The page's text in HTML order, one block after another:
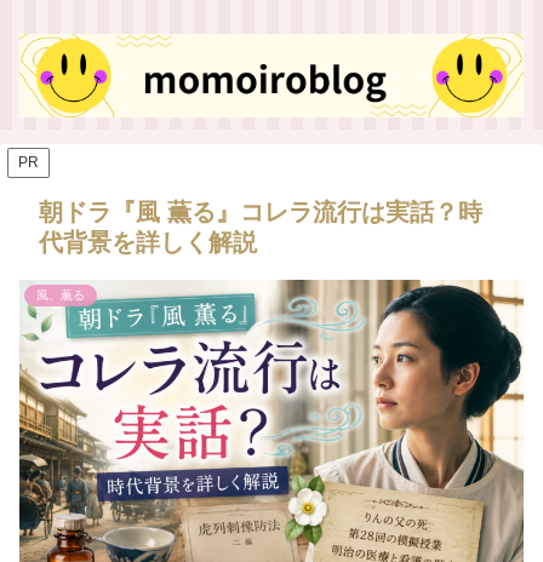
PR
朝ドラ『風 薫る』コレラ流行は実話？時
代背景を詳しく解説
風、薫る